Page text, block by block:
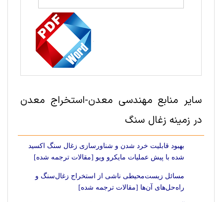
سایر منابع مهندسی معدن-استخراج معدن
در زمینه زغال سنگ
بهبود قابلیت خرد شدن و شناورسازی زغال سنگ اکسید
شده با پیش عملیات مایکرو ویو [مقالات ترجمه شده]
مسائل زیست‌محیطی ناشی از استخراج زغال‌سنگ و
راه‌حل‌های آن‌ها [مقالات ترجمه شده]